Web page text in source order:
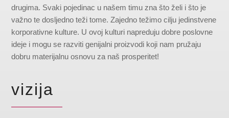
drugima. Svaki pojedinac u našem timu zna što želi i što je
važno te dosljedno teži tome. Zajedno težimo cilju jedinstvene
korporativne kulture. U ovoj kulturi napreduju dobre poslovne
ideje i mogu se razviti genijalni proizvodi koji nam pružaju
dobru materijalnu osnovu za naš prosperitet!
vizija